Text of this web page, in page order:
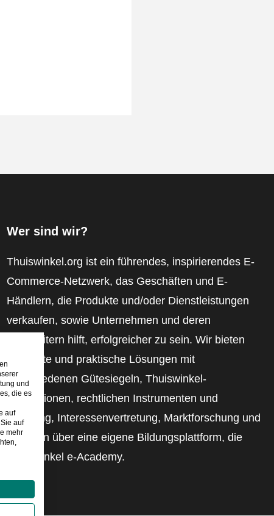
Wer sind wir?
Thuiswinkel.org ist ein führendes, inspirierendes E-
Commerce-Netzwerk, das Geschäften und E-
Händlern, die Produkte und/oder Dienstleistungen
verkaufen, sowie Unternehmen und deren
Mitarbeitern hilft, erfolgreicher zu sein. Wir bieten
relevante und praktische Lösungen mit
verschiedenen Gütesiegeln, Thuiswinkel-
Rezensionen, rechtlichen Instrumenten und
Beratung, Interessenvertretung, Marktforschung und
verfügen über eine eigene Bildungsplattform, die
Thuiswinkel e-Academy.
und
die es
auf
auf
mehr